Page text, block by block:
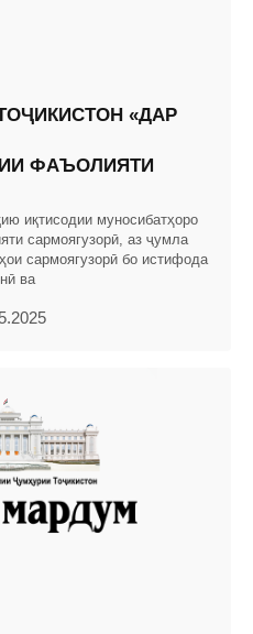
«ДАР
ФАЪОЛИЯТИ
иқтисодии муносибатҳоро
сармоягузорӣ, аз ҷумла
сармоягузорӣ бо истифода
ва